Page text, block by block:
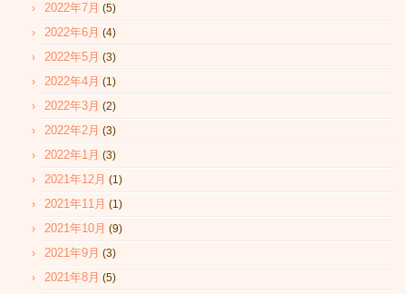
2022年7月 (5)
2022年6月 (4)
2022年5月 (3)
2022年4月 (1)
2022年3月 (2)
2022年2月 (3)
2022年1月 (3)
2021年12月 (1)
2021年11月 (1)
2021年10月 (9)
2021年9月 (3)
2021年8月 (5)